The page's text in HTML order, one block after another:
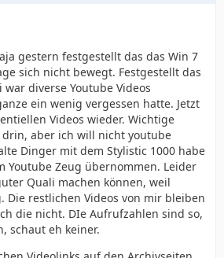
gestern festgestellt das das Win 7
sich nicht bewegt. Festgestellt das
diverse Youtube Videos
ein wenig vergessen hatte. Jetzt
Videos wieder. Wichtige
drin, aber ich will nicht youtube
Dinger mit dem Stylistic 1000 habe
Youtube Zeug übernommen. Leider
Quali machen können, weil
Die restlichen Videos von mir bleiben
die nicht. DIe Aufrufzahlen sind so,
schaut eh keiner.